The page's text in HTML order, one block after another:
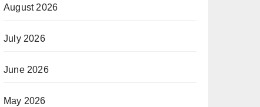
August 2026
July 2026
June 2026
May 2026